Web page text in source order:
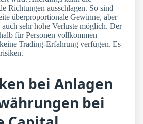
Richtungen ausschlagen. So sind
überproportionale Gewinne, aber
auch sehr hohe Verluste möglich. Der
für Personen vollkommen
Trading-Erfahrung verfügen. Es
bei Anlagen
bei